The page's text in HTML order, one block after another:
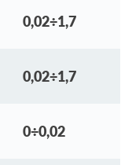
0,02÷1,7
0,02÷1,7
0÷0,02